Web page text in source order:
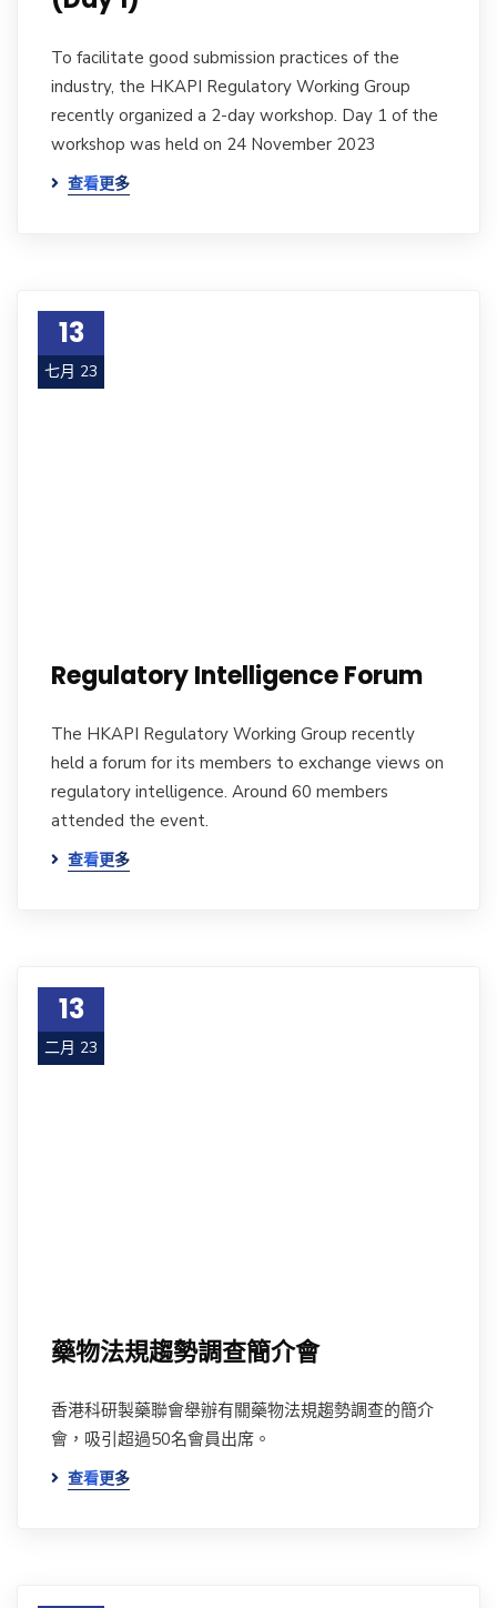
To facilitate good submission practices of the
industry, the HKAPI Regulatory Working Group
recently organized a 2-day workshop. Day 1 of the
workshop was held on 24 November 2023
查看更多
13
七月 23
Regulatory Intelligence Forum
The HKAPI Regulatory Working Group recently
held a forum for its members to exchange views on
regulatory intelligence. Around 60 members
attended the event.
查看更多
13
二月 23
藥物法規趨勢調查簡介會
香港科研製藥聯會舉辦有關藥物法規趨勢調查的簡介
會，吸引超過50名會員出席。
查看更多